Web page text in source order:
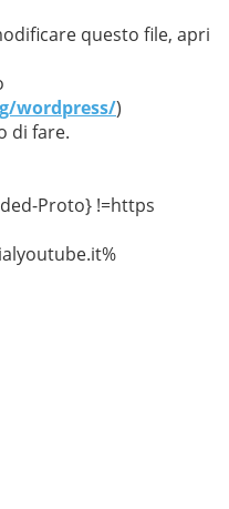
questo file, apri
wordpress/)
di fare.
Proto} !=https